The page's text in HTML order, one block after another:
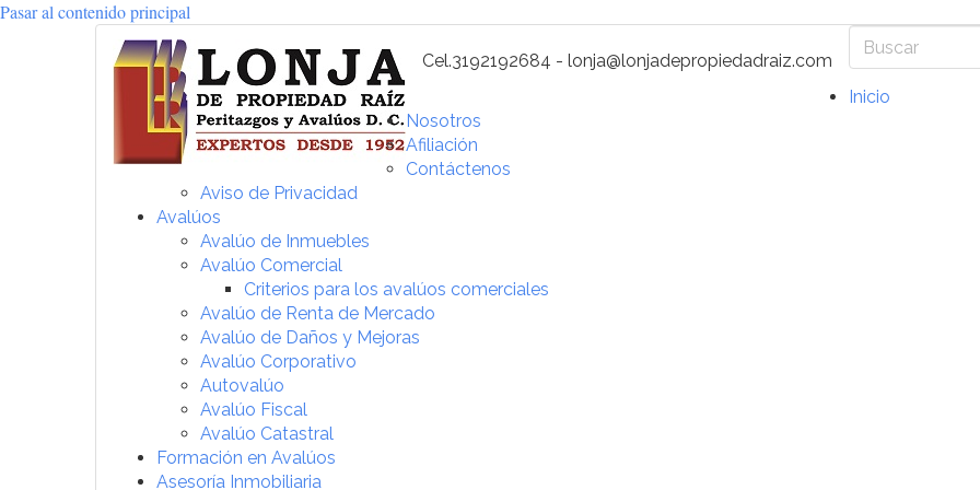
Pasar al contenido principal
Cel.3192192684 - lonja@lonjadepropiedadraiz.com
Buscar
Inicio
Nosotros
Afiliación
Contáctenos
Aviso de Privacidad
Avalúos
Avalúo de Inmuebles
Avalúo Comercial
Criterios para los avalúos comerciales
Avalúo de Renta de Mercado
Avalúo de Daños y Mejoras
Avalúo Corporativo
Autovalúo
Avalúo Fiscal
Avalúo Catastral
Formación en Avalúos
Asesoría Inmobiliaria